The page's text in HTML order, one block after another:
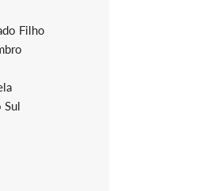
Filho
Sul